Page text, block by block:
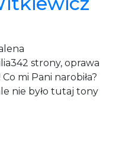
strony, oprawa
mi Pani narobiła?
nie było tutaj tony